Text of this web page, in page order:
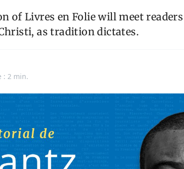
of Livres en Folie will meet
as tradition dictates.
: 2 min.